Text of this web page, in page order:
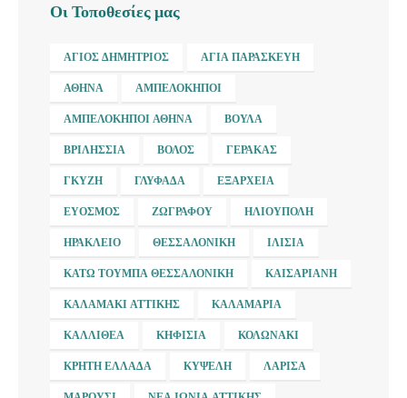
Οι Τοποθεσίες μας
ΆΓΙΟΣ ΔΗΜΉΤΡΙΟΣ ΑΓΊΑ ΠΑΡΑΣΚΕΥΉ
ΑΘΉΝΑ ΑΜΠΕΛΌΚΗΠΟΙ
ΑΜΠΕΛΌΚΗΠΟΙ ΑΘΉΝΑ ΒΟΎΛΑ
ΒΡΙΛΉΣΣΙΑ ΒΌΛΟΣ ΓΈΡΑΚΑΣ
ΓΚΎΖΗ ΓΛΥΦΆΔΑ ΕΞΆΡΧΕΙΑ
ΕΎΟΣΜΟΣ ΖΩΓΡΆΦΟΥ ΗΛΙΟΎΠΟΛΗ
ΗΡΆΚΛΕΙΟ ΘΕΣΣΑΛΟΝΊΚΗ ΙΛΊΣΙΑ
ΚΆΤΩ ΤΟΎΜΠΑ ΘΕΣΣΑΛΟΝΊΚΗ ΚΑΙΣΑΡΙΑΝΉ
ΚΑΛΑΜΆΚΙ ΑΤΤΙΚΉΣ ΚΑΛΑΜΑΡΙΆ
ΚΑΛΛΙΘΈΑ ΚΗΦΙΣΙΆ ΚΟΛΩΝΆΚΙ
ΚΡΉΤΗ ΕΛΛΆΔΑ ΚΥΨΈΛΗ ΛΆΡΙΣΑ